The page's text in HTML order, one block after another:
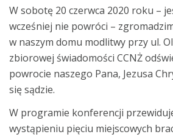
W sobotę 20 czerwca 2020 roku –
wcześniej nie powróci –
w naszym domu modlitwy przy ul.
zbiorowej świadomości CCNŻ
powrocie naszego Pana, Jezusa
się sądzie.
W programie konferencji
wystąpieniu pięciu miejscowych